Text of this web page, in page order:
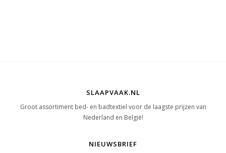
SLAAPVAAK.NL
Groot assortiment bed- en badtextiel voor de laagste prijzen van
Nederland en België!
NIEUWSBRIEF